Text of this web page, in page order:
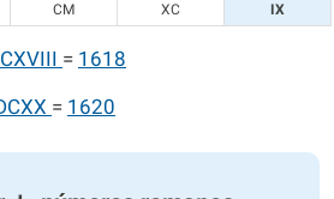
CM XC IX
= 1618
= 1620